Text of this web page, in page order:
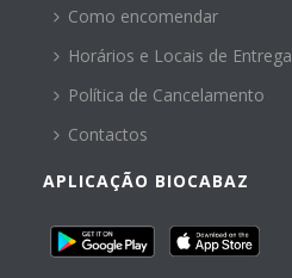
Como encomendar
Horários e Locais de Entrega
Política de Cancelamento
Contactos
APLICAÇÃO BIOCABAZ